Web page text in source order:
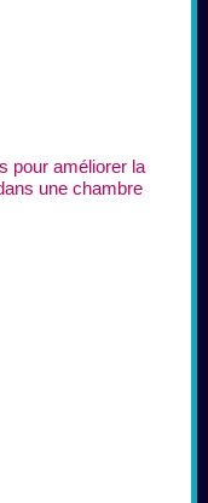
pour améliorer la
une chambre